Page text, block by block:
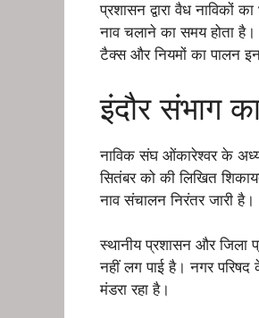
प्रशासन द्वारा वैध
नाव चलाने का समय होता
टैक्स और नियमों का पालन इन
इंदौर संभाग
नाविक संघ ओंकारेश्वर के
सितंबर को की लिखित
नाव संचालन निरंतर जारी है।
स्थानीय प्रशासन और जिला
नहीं लग पाई है।नगर
मंडरा रहा है।